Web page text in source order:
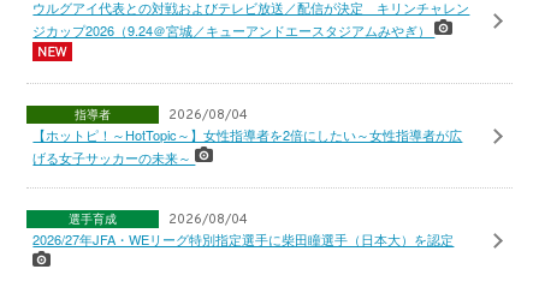
ウルグアイ代表との対戦およびテレビ放送／配信が決定 キリンチャレン
ジカップ2026（9.24＠宮城／キューアンドエースタジアムみやぎ）
指導者 2026/08/04
【ホットピ！～HotTopic～】女性指導者を2倍にしたい～女性指導者が広
げる女子サッカーの未来～
選手育成 2026/08/04
2026/27年JFA・WEリーグ特別指定選手に柴田瞳選手（日本大）を認定